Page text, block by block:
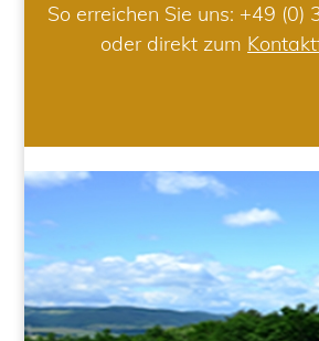
So erreichen Sie uns: +49 (0)
oder direkt zum